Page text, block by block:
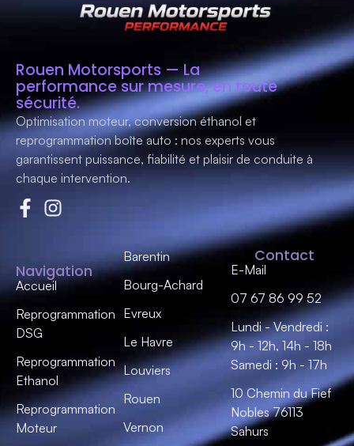
Rouen Motorsports — La
performance sur mesure, en toute
sécurité.
Optimisation moteur, conversion éthanol et
reprogrammation boîte auto : nos experts vous
garantissent puissance, fiabilité et plaisir de conduiteà
chaque intervention.
Navigation
Accueil
Reprogrammation
DSG
Reprogrammation
Ethanol
Reprogrammation
Moteur
Barentin
Bourg-Achard
Evreux
Le Havre
Louviers
Rouen
Vernon
Contact
E-Mail
07 67 86 99 52
Lundi - Vendredi :
9h - 12h, 14h - 18h
Samedi : 9h - 17h
10 Chemin du Fief
Nobles 76113
Sahurs